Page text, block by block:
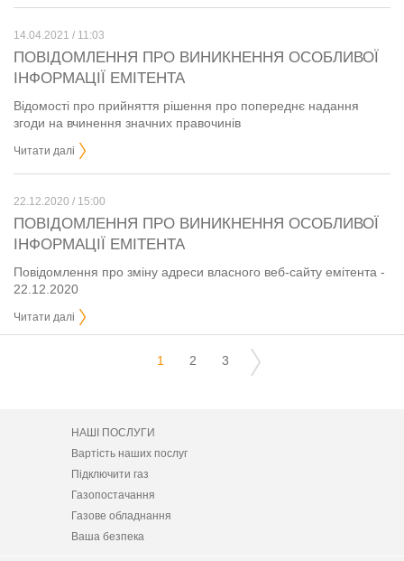
14.04.2021 / 11:03
ПОВІДОМЛЕННЯ ПРО ВИНИКНЕННЯ ОСОБЛИВОЇ
ІНФОРМАЦІЇ ЕМІТЕНТА
Відомості про прийняття рішення про попереднє надання
згоди на вчинення значних правочинів
Читати далі
22.12.2020 / 15:00
ПОВІДОМЛЕННЯ ПРО ВИНИКНЕННЯ ОСОБЛИВОЇ
ІНФОРМАЦІЇ ЕМІТЕНТА
Повідомлення про зміну адреси власного веб-сайту емітента -
22.12.2020
Читати далі
1 2 3
НАШІ ПОСЛУГИ
Вартість наших послуг
Підключити газ
Газопостачання
Газове обладнання
Ваша безпека